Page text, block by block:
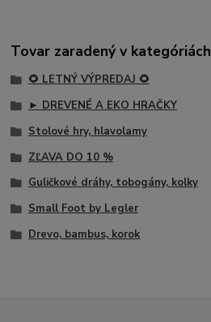
Tovar zaradený v kategóriách
🌻 LETNÝ VÝPREDAJ 🌻
► DREVENÉ A EKO HRAČKY
Stolové hry, hlavolamy
ZĽAVA DO 10 %
Guličkové dráhy, tobogány, kolky
Small Foot by Legler
Drevo, bambus, korok